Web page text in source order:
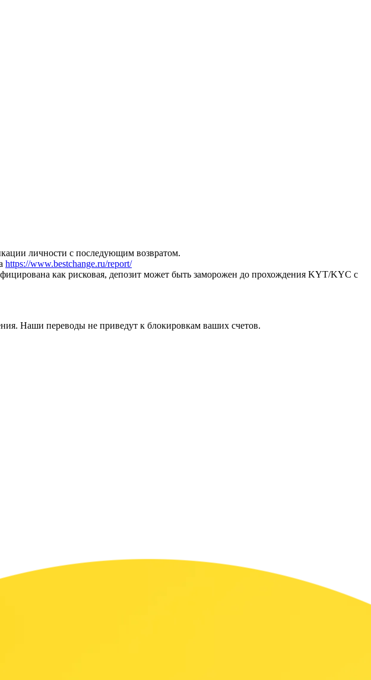
личности с последующим возвратом.
https://www.bestchange.ru/report/
как рисковая, депозит может быть заморожен до прохождения KYT/KYC с
Наши переводы не приведут к блокировкам ваших счетов.